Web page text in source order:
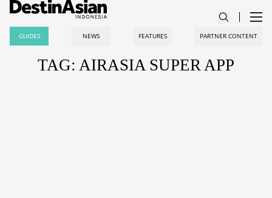
GUIDES NEWS FEATURES PARTNER CONTENT
TAG: AIRASIA SUPER APP